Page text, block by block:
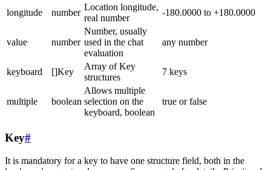
longitude
number
Location longitude,
real number
-180.0000 to +180.0000
value number
Number, usually
used in the chat
evaluation
any number
keyboard []Key
Array of Key
structures
7 keys
multiple boolean
Allows multiple
selection on the
keyboard, boolean
true or false
Key#
It is mandatory for a key to have one structure field, both in the